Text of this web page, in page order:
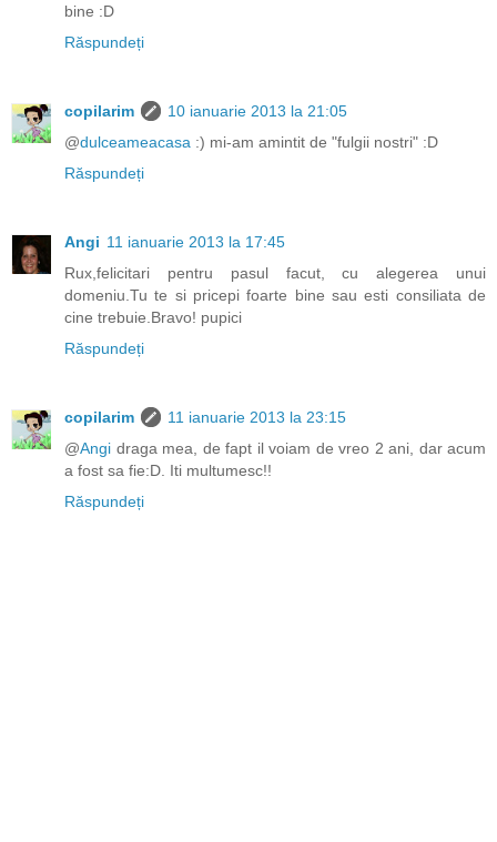
bine :D
Răspundeți
copilarim
10 ianuarie 2013 la 21:05
@dulceameacasa :) mi-am amintit de "fulgii nostri" :D
Răspundeți
Angi 11 ianuarie 2013 la 17:45
Rux,felicitari pentru pasul facut, cu alegerea unui
domeniu.Tu te si pricepi foarte bine sau esti consiliata de
cine trebuie.Bravo! pupici
Răspundeți
copilarim
11 ianuarie 2013 la 23:15
@Angi draga mea, de fapt il voiam de vreo 2 ani, dar acum
a fost sa fie:D. Iti multumesc!!
Răspundeți